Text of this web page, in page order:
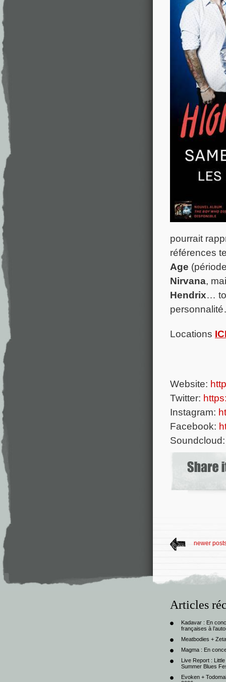
pourrait
références
Age
Nirvana,
Hendrix…
Locations
Website:
Twitter:
Instagram:
Facebook:
Soundcloud:
newer
Articles
Kadavar : En
françaises à
Meatbodies +
Magma : En
Live Report :
Summer Blues
Evoken +